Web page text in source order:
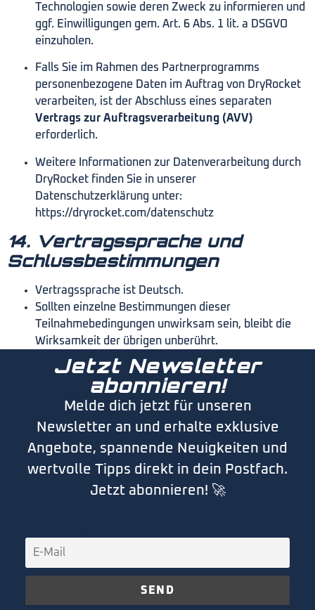
Technologien sowie deren Zweck zu informieren und
ggf. Einwilligungen gem. Art. 6 Abs. 1 lit. a DSGVO
einzuholen.
Falls Sie im Rahmen des Partnerprogramms
personenbezogene Daten im Auftrag von DryRocket
verarbeiten, ist der Abschluss eines separaten
Vertrags zur Auftragsverarbeitung (AVV)
erforderlich.
Weitere Informationen zur Datenverarbeitung durch
DryRocket finden Sie in unserer
Datenschutzerklärung unter:
https://dryrocket.com/datenschutz
14. Vertragssprache und
Schlussbestimmungen
Vertragssprache ist Deutsch.
Sollten einzelne Bestimmungen dieser
Teilnahmebedingungen unwirksam sein, bleibt die
Wirksamkeit der übrigen unberührt.
Jetzt Newsletter
abonnieren!
Melde dich jetzt für unseren
Newsletter an und erhalte exklusive
Angebote, spannende Neuigkeiten und
wertvolle Tipps direkt in dein Postfach.
Jetzt abonnieren! 🚀